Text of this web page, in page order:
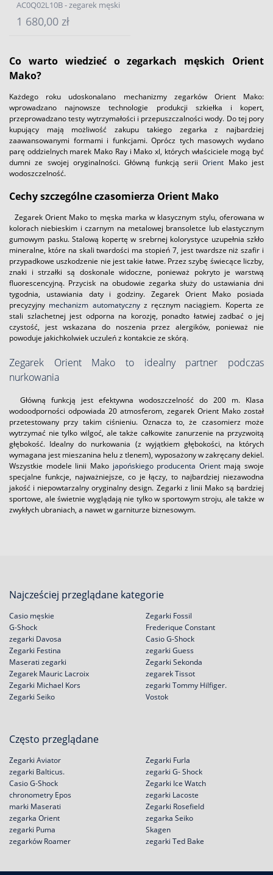
AC0Q02L10B - zegarek męski
1 680,00 zł
Co warto wiedzieć o zegarkach męskich Orient
Mako?
Każdego roku udoskonalano mechanizmy zegarków Orient Mako:
wprowadzano najnowsze technologie produkcji szkiełka i kopert,
przeprowadzano testy wytrzymałości i przepuszczalności wody. Do tej pory
kupujący mają możliwość zakupu takiego zegarka z najbardziej
zaawansowanymi formami i funkcjami. Oprócz tych masowych wydano
parę oddzielnych marek Mako Ray i Mako xl, których właściciele mogą być
dumni ze swojej oryginalności. Główną funkcją seriiOrient Mako jest
wodoszczelność.
Cechy szczególne czasomierza Orient Mako
Zegarek Orient Mako to męska marka w klasycznym stylu, oferowana w
kolorach niebieskim i czarnym na metalowej bransoletce lub elastycznym
gumowym pasku. Stalową kopertę w srebrnej kolorystyce uzupełnia szkło
mineralne, które na skali twardości ma stopień 7, jest twardsze niż szafir i
przypadkowe uszkodzenie nie jest takie łatwe. Przez szybę świecące liczby,
znaki i strzałki są doskonale widoczne, ponieważ pokryto je warstwą
fluorescencyjną. Przycisk na obudowie zegarka służy do ustawiania dni
tygodnia, ustawiania daty i godziny. Zegarek Orient Mako posiada
precyzyjny mechanizm automatycznyz ręcznym naciągiem. Koperta ze
stali szlachetnej jest odporna na korozję, ponadto łatwiej zadbać o jej
czystość, jest wskazana do noszenia przez alergików, ponieważ nie
powoduje jakichkolwiek uczuleń z kontakcie ze skórą.
Zegarek Orient Mako to idealny partner podczas
nurkowania
Główną funkcją jest efektywna wodoszczelność do 200 m. Klasa
wodoodporności odpowiada 20 atmosferom, zegarek Orient Mako został
przetestowany przy takim ciśnieniu. Oznacza to, że czasomierz może
wytrzymać nie tylko wilgoć, ale także całkowite zanurzenie na przyzwoitą
głębokość. Idealny do nurkowania (z wyjątkiem głębokości, na których
wymagana jest mieszanina helu z tlenem), wyposażony w zakręcany dekiel.
Wszystkie modele linii Mako japońskiego producenta Orientmają swoje
specjalne funkcje, najważniejsze, co je łączy, to najbardziej niezawodna
jakość i niepowtarzalny oryginalny design. Zegarki z linii Mako są bardziej
sportowe, ale świetnie wyglądają nie tylko w sportowym stroju, ale także w
zwykłych ubraniach, a nawet w garniturze biznesowym.
Najcześciej przeglądane kategorie
Casio męskie
G-Shock
zegarki Davosa
Zegarki Festina
Zegarki Fossil
Frederique Constant
Casio G-Shock
zegarki Guess
Maserati zegarki
Zegarek Mauric Lacroix
Zegarki Michael Kors
Zegarki Seiko
Zegarki Sekonda
zegarek Tissot
zegarki Tommy Hilfiger.
Vostok
Często przeglądane
Zegarki Aviator
zegarki Balticus.
Casio G-Shock
chronometry Epos
Zegarki Furla
zegarki G- Shock
Zegarki Ice Watch
zegarki Lacoste
marki Maserati
zegarka Orient
zegarki Puma
zegarków Roamer
Zegarki Rosefield
zegarka Seiko
Skagen
zegarki Ted Bake